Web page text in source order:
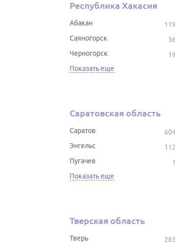
Республика Хакасия
Абакан
Саяногорск
Черногорск
Показать еще
Саратовская область
Саратов
Энгельс
Пугачев
Показать еще
Тверская область
Тверь